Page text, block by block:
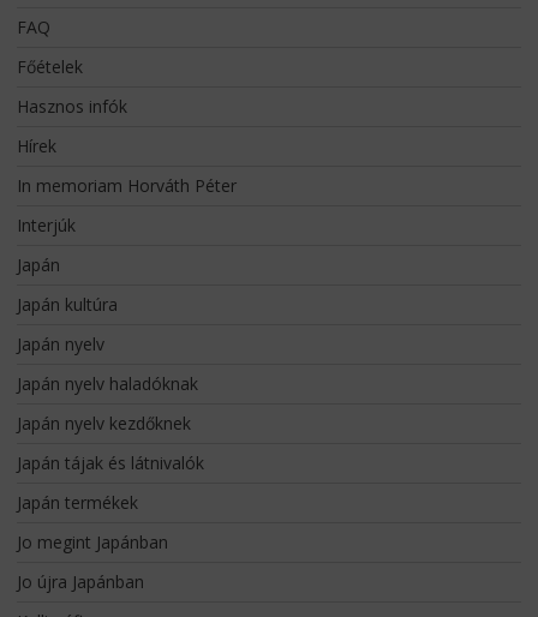
FAQ
Főételek
Hasznos infók
Hírek
In memoriam Horváth Péter
Interjúk
Japán
Japán kultúra
Japán nyelv
Japán nyelv haladóknak
Japán nyelv kezdőknek
Japán tájak és látnivalók
Japán termékek
Jo megint Japánban
Jo újra Japánban